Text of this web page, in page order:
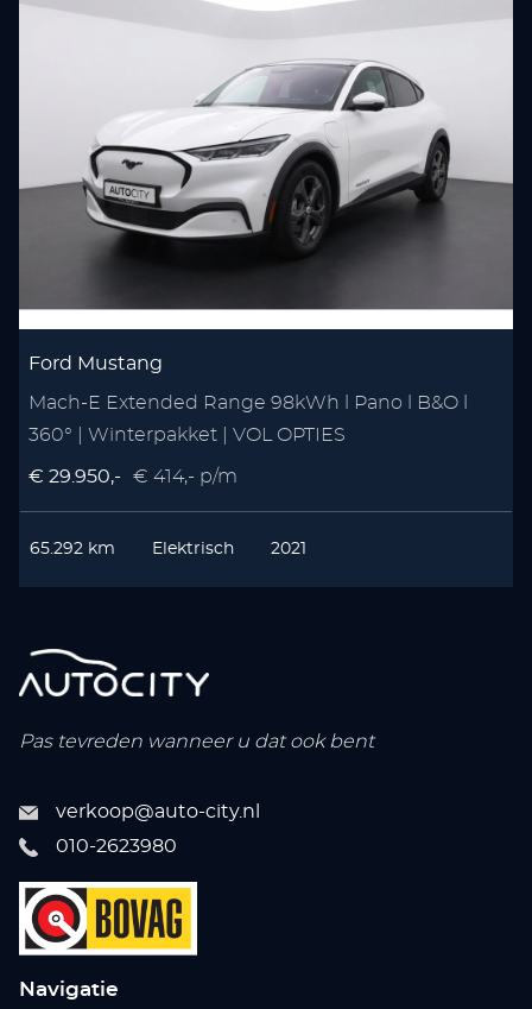
Ford Mustang
Mach-E Extended Range 98kWh l Pano l B&O l
360° | Winterpakket | VOL OPTIES
€ 29.950,- € 414,- p/m
65.292 km Elektrisch 2021
Pas tevreden wanneer u dat ook bent
verkoop@auto-city.nl
010-2623980
Navigatie